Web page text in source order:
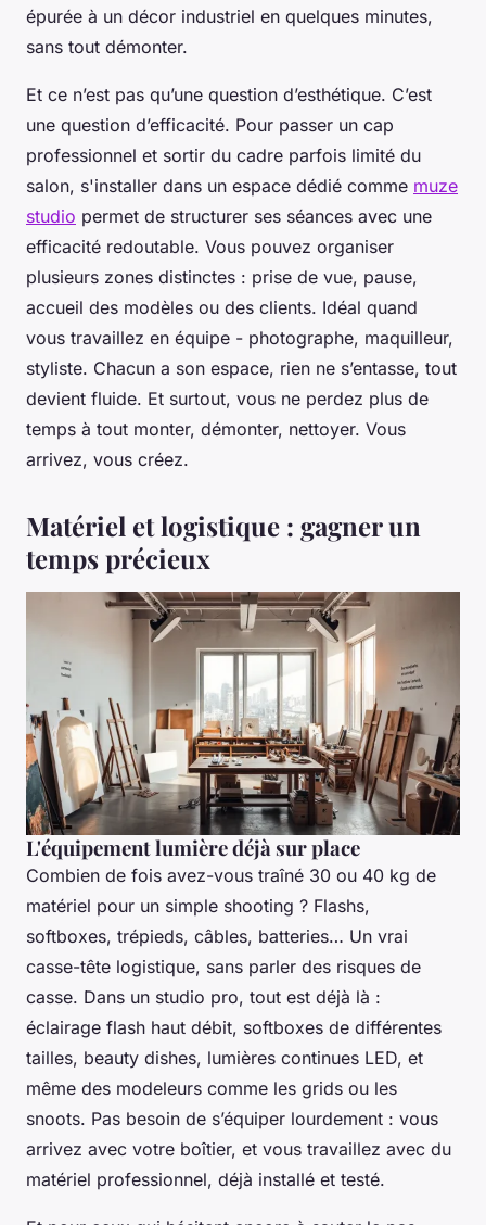
épurée à un décor industriel en quelques minutes,
sans tout démonter.
Et ce n’est pas qu’une question d’esthétique. C’est
une question d’efficacité. Pour passer un cap
professionnel et sortir du cadre parfois limité du
salon, s'installer dans un espace dédié comme muze
studio permet de structurer ses séances avec une
efficacité redoutable. Vous pouvez organiser
plusieurs zones distinctes : prise de vue, pause,
accueil des modèles ou des clients. Idéal quand
vous travaillez en équipe - photographe, maquilleur,
styliste. Chacun a son espace, rien ne s’entasse, tout
devient fluide. Et surtout, vous ne perdez plus de
temps à tout monter, démonter, nettoyer. Vous
arrivez, vous créez.
Matériel et logistique : gagner un
temps précieux
L'équipement lumière déjà sur place
Combien de fois avez-vous traîné 30 ou 40 kg de
matériel pour un simple shooting ? Flashs,
softboxes, trépieds, câbles, batteries… Un vrai
casse-tête logistique, sans parler des risques de
casse. Dans un studio pro, tout est déjà là :
éclairage flash haut débit, softboxes de différentes
tailles, beauty dishes, lumières continues LED, et
même des modeleurs comme les grids ou les
snoots. Pas besoin de s’équiper lourdement : vous
arrivez avec votre boîtier, et vous travaillez avec du
matériel professionnel, déjà installé et testé.